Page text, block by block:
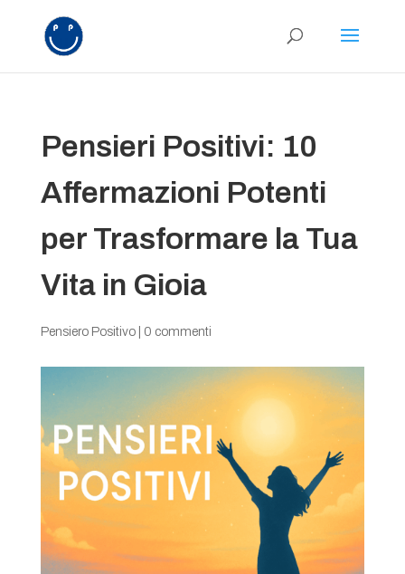
Pensieri Positivi: 10
Affermazioni Potenti
per Trasformare la Tua
Vita in Gioia
Pensiero Positivo| 0 commenti